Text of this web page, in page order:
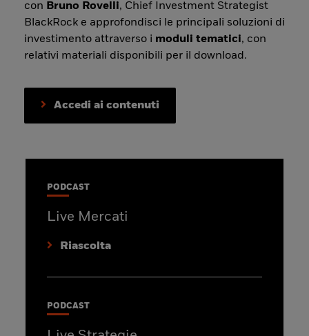
con Bruno Rovelli, Chief Investment Strategist
BlackRock e approfondisci le principali soluzioni di
investimento attraverso i moduli tematici, con
relativi materiali disponibili per il download.
Accedi ai contenuti
PODCAST
Live Mercati
Riascolta
PODCAST